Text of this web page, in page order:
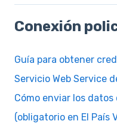
Conexión
Guía para obtener
Servicio Web Service
Cómo enviar los
(obligatorio en El País